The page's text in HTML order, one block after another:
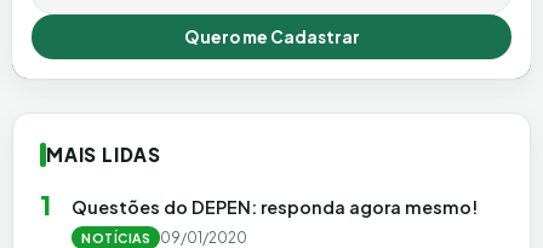
Quero me Cadastrar
MAIS LIDAS
1 Questões do DEPEN: responda agora mesmo!
NOTÍCIAS 09/01/2020